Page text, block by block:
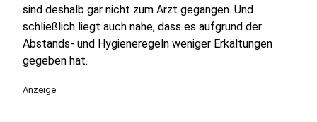
sind deshalb gar nicht zum Arzt gegangen. Und
schließlich liegt auch nahe, dass es aufgrund der
Abstands- und Hygieneregeln weniger Erkältungen
gegeben hat.
Anzeige